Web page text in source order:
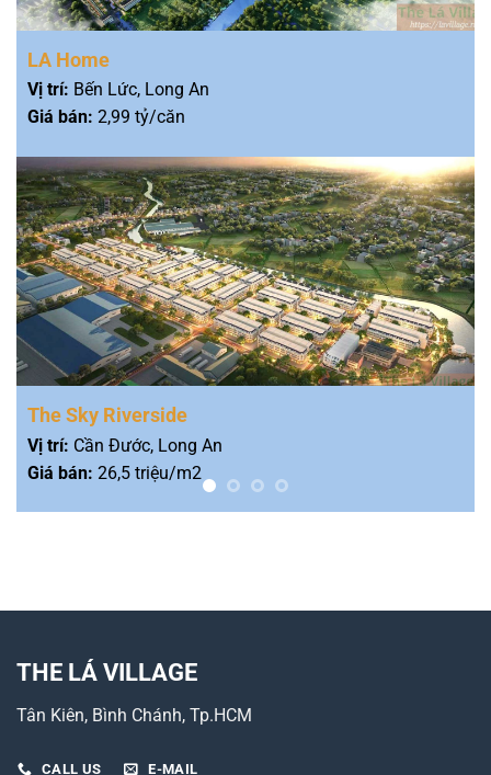
LA Home
Vị trí: Bến Lức, Long An
Giá bán: 2,99 tỷ/căn
The Sky Riverside
Vị trí: Cần Đước, Long An
Giá bán: 26,5 triệu/m2
THE LÁ VILLAGE
Tân Kiên, Bình Chánh, Tp.HCM
CALL US E-MAIL